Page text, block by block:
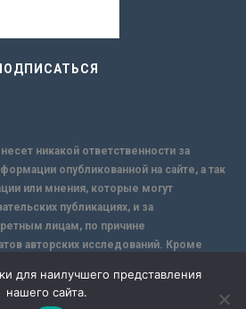
никакой ответственности за
опубликованной на сайте, а так
или мнения, которые могут
публикациях, и за
лицам, по причине
авторских исследований. Кроме
Сайт не несет ответственности за
для наилучшего представления
нашего сайта.